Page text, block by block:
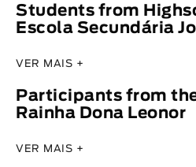
Students from
Escola Secundária
VER MAIS +
Participants from
Rainha Dona Leonor
VER MAIS +